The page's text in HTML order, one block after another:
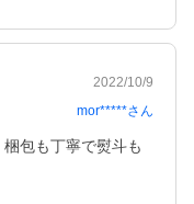
2022/10/9
mor*****さん
包も丁寧で熨斗も